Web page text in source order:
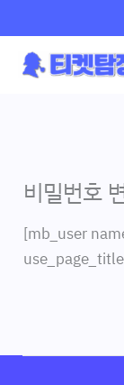
건너뛰기
비밀번호
[mb_user